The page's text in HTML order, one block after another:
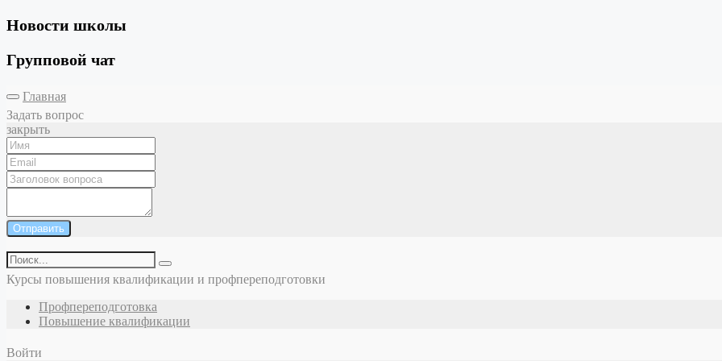
Новости школы
Групповой чат
Главная
Задать вопрос
закрыть
Отправить
Курсы повышения квалификации и профпереподготовки
Профпереподготовка
Повышение квалификации
Войти